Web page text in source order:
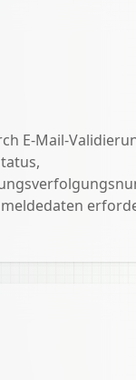
E-Mail-